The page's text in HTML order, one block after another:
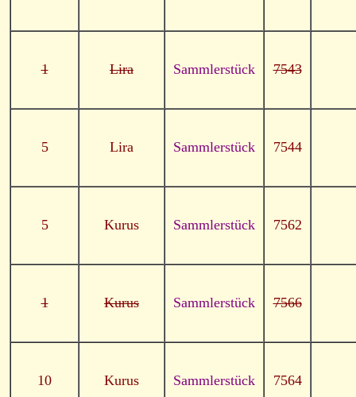
1 Lira Sammlerstück 7543
5 Lira Sammlerstück 7544
5 Kurus Sammlerstück 7562
1 Kurus Sammlerstück 7566
10 Kurus Sammlerstück 7564